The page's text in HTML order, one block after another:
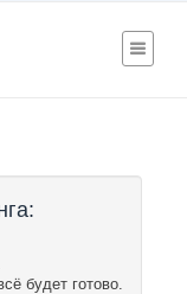
будет готово.